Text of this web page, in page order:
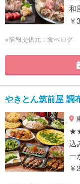
和
￥
※情報提供元：食べログ
やきとん筑前屋 調
込
ー
￥